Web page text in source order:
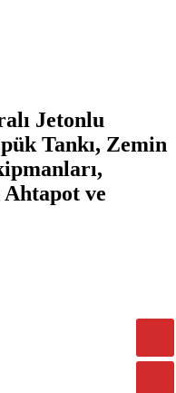
Jetonlu
Tankı, Zemin
ve